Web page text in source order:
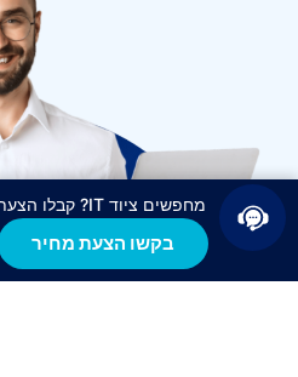
מחפשים ציוד IT? קבלו הצעת מחיר תוך 24 שעות!
בקשו הצעת מחיר